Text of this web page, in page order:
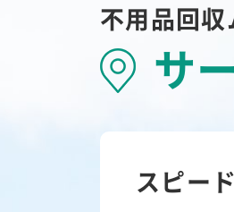
不用品回
サ
スピー